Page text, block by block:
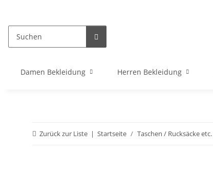
Damen Bekleidung Herren Bekleidung
Zurück zur Liste Startseite Taschen / Rucksäcke etc.